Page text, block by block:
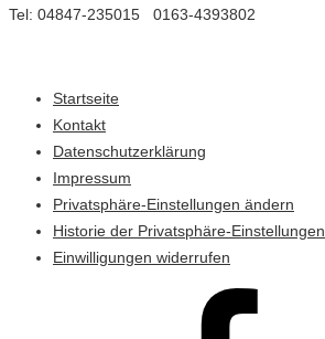
Tel: 04847-235015 0163-4393802
Startseite
Kontakt
Datenschutzerklärung
Impressum
Privatsphäre-Einstellungen ändern
Historie der Privatsphäre-Einstellungen
Einwilligungen widerrufen